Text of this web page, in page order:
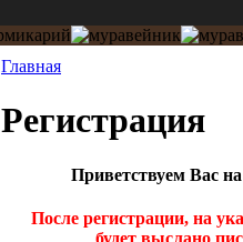
Главная
Peгиcтpaция
Приветствуем Вас
После регистрации, на